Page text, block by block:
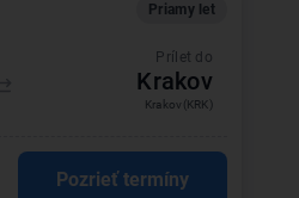
Priamy let
Prílet do
Krakov
Krakov (KRK)
Pozrieť termíny